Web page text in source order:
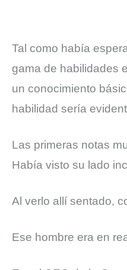
Tal como había
gama de habilidades
un conocimiento
habilidad sería
Las primeras notas
Había visto su lado
Al verlo allí sentado,
Ese hombre era en